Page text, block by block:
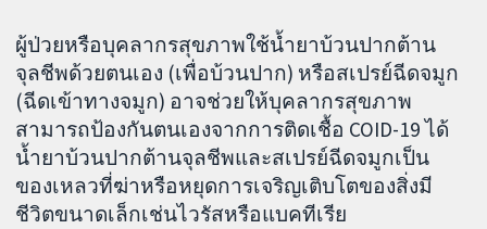
ผู้ป่วยหรือบุคลากรสุขภาพใช้น้ำยาบ้วนปากต้าน
จุลชีพด้วยตนเอง (เพื่อบ้วนปาก) หรือสเปรย์ฉีดจมูก
(ฉีดเข้าทางจมูก) อาจช่วยให้บุคลากรสุขภาพ
สามารถป้องกันตนเองจากการติดเชื้อ COID-19 ได้
น้ำยาบ้วนปากต้านจุลชีพและสเปรย์ฉีดจมูกเป็น
ของเหลวที่ฆ่าหรือหยุดการเจริญเติบโตของสิ่งมี
ชีวิตขนาดเล็กเช่นไวรัสหรือแบคทีเรีย